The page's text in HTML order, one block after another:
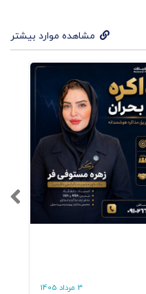
مشاهده موارد بیشتر
3 مرداد 1405